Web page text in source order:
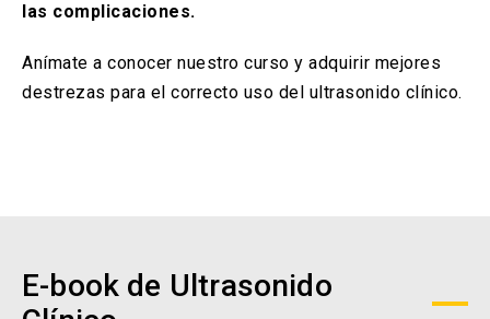
las complicaciones.
Anímate a conocer nuestro curso y adquirir mejores
destrezas para el correcto uso del ultrasonido clínico.
E-book de Ultrasonido